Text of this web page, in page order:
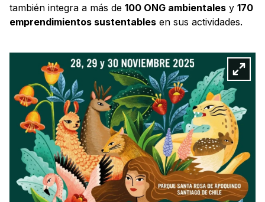
también integra a más de 100 ONG ambientales y 170
emprendimientos sustentables en sus actividades.